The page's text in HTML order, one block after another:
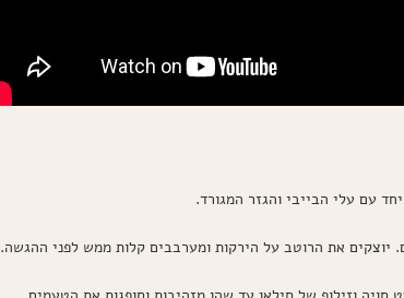
עם עלי הבייבי והגזר המגורד.
את הרוטב על הירקות ומערבבים קלות ממש לפני ההגשה.